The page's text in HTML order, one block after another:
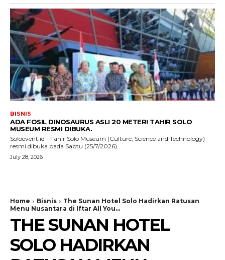
BISNIS
ADA FOSIL DINOSAURUS ASLI 20 METER! TAHIR SOLO
MUSEUM RESMI DIBUKA.
Soloevent.id - Tahir Solo Museum (Culture, Science and Technology)
resmi dibuka pada Sabtu (25/7/2026)...
July 28, 2026